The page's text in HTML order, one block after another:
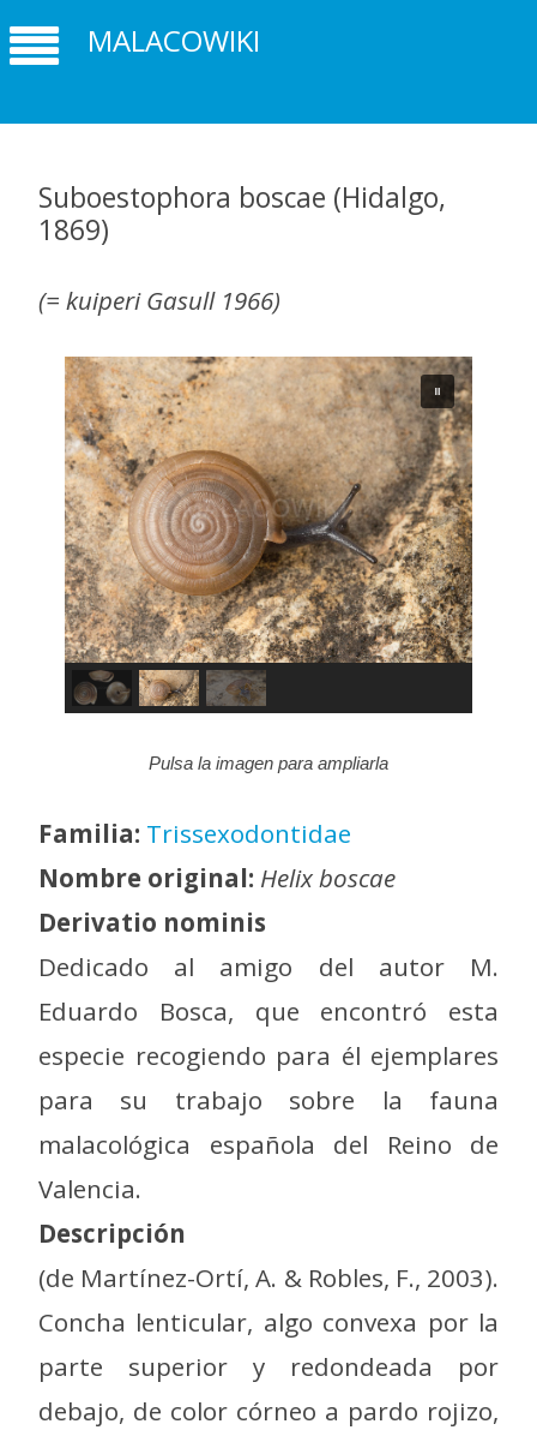
MALACOWIKI
Suboestophora boscae (Hidalgo,
1869)
(= kuiperi Gasull 1966)
Pulsa la imagen para ampliarla
Familia: Trissexodontidae
Nombre original: Helix boscae
Derivatio nominis
Dedicado al amigo del autor M.
Eduardo Bosca, que encontró esta
especie recogiendo para él ejemplares
para su trabajo sobre la fauna
malacológica española del Reino de
Valencia.
Descripción
(de Martínez-Ortí, A. & Robles, F., 2003).
Concha lenticular, algo convexa por la
parte superior y redondeada por
debajo, de color córneo a pardo rojizo,